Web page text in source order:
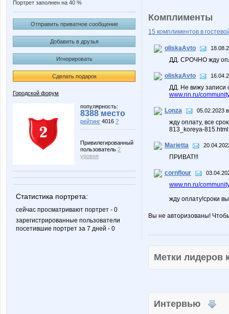
Портрет заполнен на 40 %
Отправить приватное сообщение
Добавить в друзья
Игнорировать
Сделать подарок
Городской форум
популярность:
8388 место
рейтинг 4016 ?
Привилегированный
пользователь 2
уровня
Статистика портрета:
сейчас просматривают портрет - 0
зарегистрированные пользователи
посетившие портрет за 7 дней - 0
Комплименты
15 комплиментов в
oliskaAvto
ДД. СРОЧНО жду
oliskaAvto
ДД. Не вижу записи
www.nn.ru/
Lonza 05.02.2023
жду оплату, все
813_koreya-815.html
Marietta
ПРИВАТ!!!
cornflour
www.nn.ru/
жду оплату!сроки
Вы не авторизованы!
Метки
Интервью